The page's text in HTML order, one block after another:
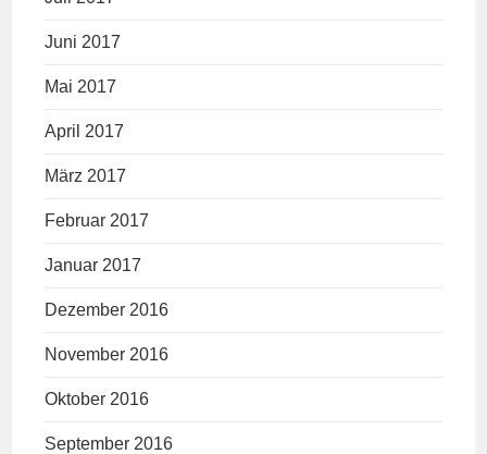
Juni 2017
Mai 2017
April 2017
März 2017
Februar 2017
Januar 2017
Dezember 2016
November 2016
Oktober 2016
September 2016